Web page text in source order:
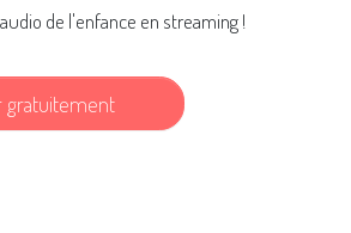
de l'enfance en streaming !
gratuitement